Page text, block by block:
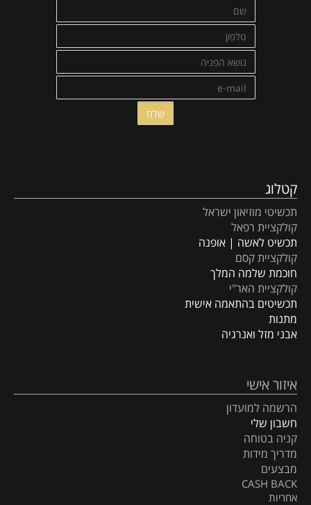
קטלוג
תכשיטי מוזיאון ישראל
קולקציית רפאל
תכשיט לאשה | אופנה
קולקציית קסם
חוכמת שלמה המלך
קולקציית האר"י
תכשיטים בהתאמה אישית
מתנות
אבני מזל ואנרגיה
איזור אישי
הרשמה למועדון
חשבון שלי
קניה בטוחה
מדריך מידות
מבצעים
CASH BACK
אחריות